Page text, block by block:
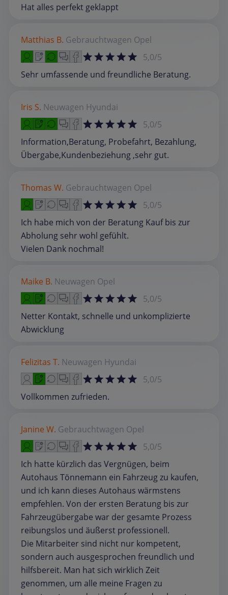
Hat alles perfekt geklappt
Matthias B. Gebrauchtwagen Opel
5,0/5
Sehr umfassende und freundliche Beratung.
Iris S. Neuwagen Hyundai
5,0/5
Information,Beratung, Probefahrt, Bezahlung,
Übergabe,Kundenbeziehung ,sehr gut.
Thomas W. Gebrauchtwagen Opel
5,0/5
Ich habe mich von der Beratung Kauf bis zur
Abholung sehr wohl gefühlt.
Vielen Dank nochmal!
Maike B. Neuwagen Opel
5,0/5
Netter Kontakt, schnelle und unkomplizierte
Abwicklung
Felizitas T. Neuwagen Hyundai
5,0/5
Vollkommen zufrieden.
Janine W. Gebrauchtwagen Opel
5,0/5
Ich hatte kürzlich das Vergnügen, beim
Autohaus Tönnemann ein Fahrzeug zu kaufen,
und ich kann dieses Autohaus wärmstens
empfehlen. Von der ersten Beratung bis zur
Fahrzeugübergabe war der gesamte Prozess
reibungslos und äußerst professionell.
Die Mitarbeiter sind nicht nur kompetent,
sondern auch ausgesprochen freundlich und
hilfsbereit. Man hat sich wirklich Zeit
genommen, um alle meine Fragen zu